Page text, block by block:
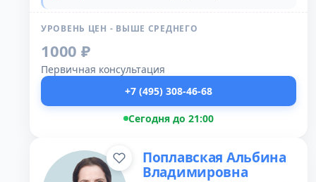
УРОВЕНЬ ЦЕН - ВЫШЕ СРЕДНЕГО
1000 ₽
Первичная консультация
+7 (495) 308-46-68
Сегодня до 21:00
Поплавская Альбина
Владимировна